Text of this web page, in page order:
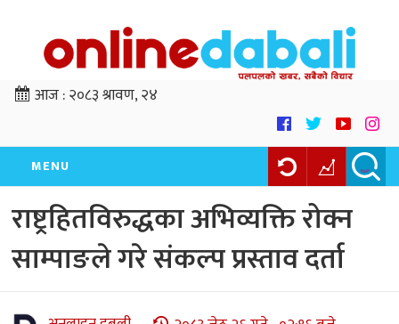
आज :२०८३ श्रावण, २४
MENU
राष्ट्रहितविरुद्धका अभिव्यक्ति रोक्न
साम्पाङले गरे संकल्प प्रस्ताव दर्ता